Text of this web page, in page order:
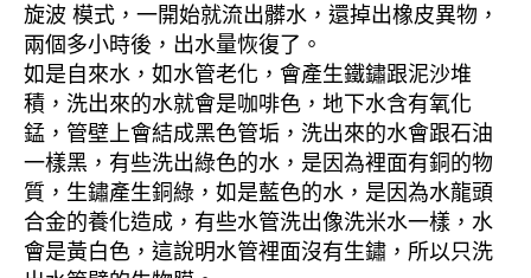
旋波 模式，一開始就流出髒水，還掉出橡皮異物，
兩個多小時後，出水量恢復了。
如是自來水，如水管老化，會產生鐵鏽跟泥沙堆
積，洗出來的水就會是咖啡色，地下水含有氧化
錳，管壁上會結成黑色管垢，洗出來的水會跟石油
一樣黑，有些洗出綠色的水，是因為裡面有銅的物
質，生鏽產生銅綠，如是藍色的水，是因為水龍頭
合金的養化造成，有些水管洗出像洗米水一樣，水
會是黃白色，這說明水管裡面沒有生鏽，所以只洗